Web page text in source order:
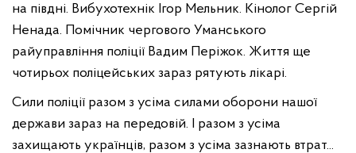
на півдні. Вибухотехнік Ігор Мельник. Кінолог Сергій
Ненада. Помічник чергового Уманського
райуправління поліції Вадим Періжок. Життя ще
чотирьох поліцейських зараз рятують лікарі.
Сили поліції разом з усіма силами оборони нашої
держави зараз на передовій. І разом з усіма
захищають українців, разом з усіма зазнають втрат...